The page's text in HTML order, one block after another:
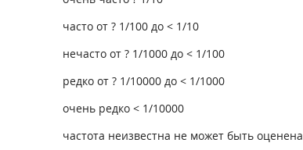
часто от ? 1/100 до < 1/10
нечасто от ? 1/1000 до < 1/100
редко от ? 1/10000 до < 1/1000
очень редко < 1/10000
частота неизвестна не может быть